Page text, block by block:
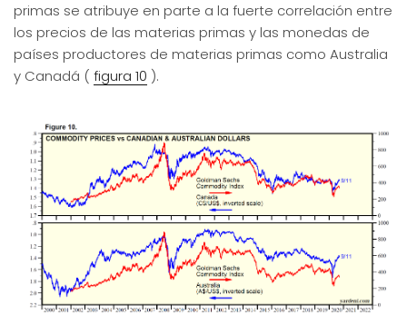
primas se atribuye en parte a la fuerte correlación entre
los precios de las materias primas y las monedas de
países productores de materias primas como Australia
y Canadá ( figura 10 ).